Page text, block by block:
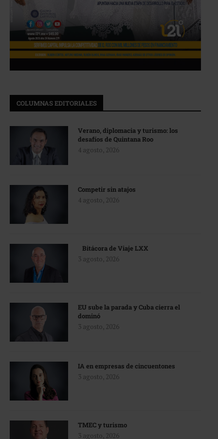
COLUMNAS EDITORIALES
Verano, diplomacia y turismo: los
desafíos de Quintana Roo
4 agosto, 2026
Competir sin atajos
4 agosto, 2026
Bitácora de Viaje LXX
3 agosto, 2026
EU sube la parada y Cuba cierra el
dominó
3 agosto, 2026
IA en empresas de cincuentones
3 agosto, 2026
TMEC y turismo
3 agosto, 2026